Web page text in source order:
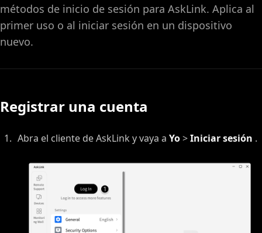
métodos de inicio de sesión para AskLink. Aplica al
primer uso o al iniciar sesión en un dispositivo
nuevo.
Registrar una cuenta
Abra el cliente de AskLink y vaya a Yo>Iniciar sesión .